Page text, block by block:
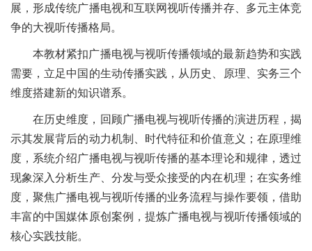
展，形成传统广播电视和互联网视听传播并存、多元主体竞
争的大视听传播格局。
本教材紧扣广播电视与视听传播领域的最新趋势和实践
需要，立足中国的生动传播实践，从历史、原理、实务三个
维度搭建新的知识谱系。
在历史维度，回顾广播电视与视听传播的演进历程，揭
示其发展背后的动力机制、时代特征和价值意义；在原理维
度，系统介绍广播电视与视听传播的基本理论和规律，透过
现象深入分析生产、分发与受众接受的内在机理；在实务维
度，聚焦广播电视与视听传播的业务流程与操作要领，借助
丰富的中国媒体原创案例，提炼广播电视与视听传播领域的
核心实践技能。